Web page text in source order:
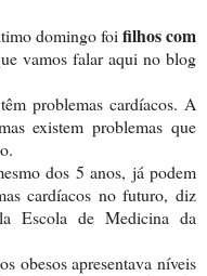
domingo foifilhos com
vamos falar aqui no blog
problemas cardíacos. A
existem problemas que
dos 5 anos, já podem
cardíacos no futuro, diz
Escola de Medicina da
obesos apresentava níveis